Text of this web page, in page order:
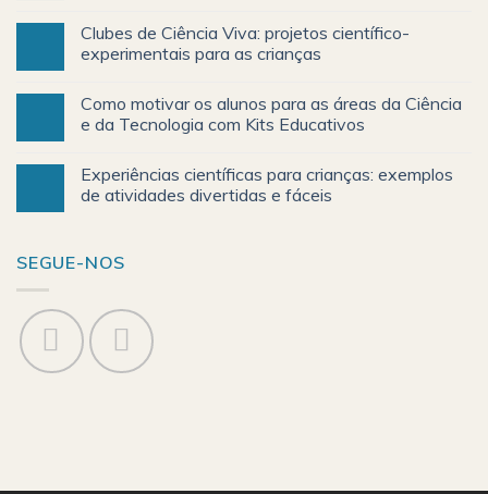
Clubes de Ciência Viva: projetos científico-
experimentais para as crianças
Como motivar os alunos para as áreas da Ciência
e da Tecnologia com Kits Educativos
Experiências científicas para crianças: exemplos
de atividades divertidas e fáceis
SEGUE-NOS